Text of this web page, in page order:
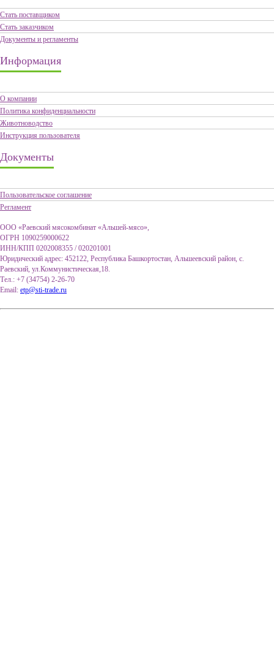
Стать поставщиком
Стать заказчиком
Документы и регламенты
Информация
О компании
Политика конфиденциальности
Животноводство
Инструкция пользователя
Документы
Пользовательское соглашение
Регламент
ООО «Раевский мясокомбинат «Альшей-мясо»,
ОГРН 1090259000622
ИНН/КПП 0202008355 / 020201001
Юридический адрес: 452122, Республика Башкортостан, Альшеевский район, с.
Раевский, ул.Коммунистическая,18.
Тел.: +7 (34754) 2-26-70
Email: etp@sti-trade.ru